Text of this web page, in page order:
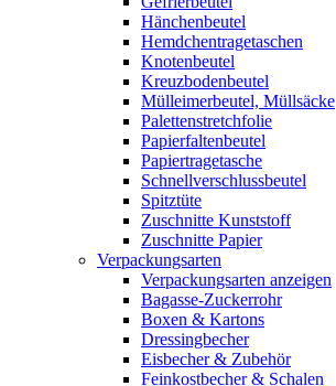
Hänchenbeutel
Hemdchentragetaschen
Knotenbeutel
Kreuzbodenbeutel
Mülleimerbeutel, Müllsäcke
Palettenstretchfolie
Papierfaltenbeutel
Papiertragetasche
Schnellverschlussbeutel
Spitztüte
Zuschnitte Kunststoff
Zuschnitte Papier
Verpackungsarten
Verpackungsarten anzeigen
Bagasse-Zuckerrohr
Boxen & Kartons
Dressingbecher
Eisbecher & Zubehör
Feinkostbecher & Schalen